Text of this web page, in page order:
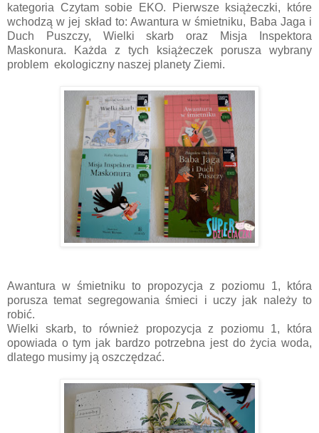
kategoria Czytam sobie EKO. Pierwsze książeczki, które
wchodzą w jej skład to: Awantura w śmietniku, Baba Jaga i
Duch Puszczy, Wielki skarb oraz Misja Inspektora
Maskonura. Każda z tych książeczek porusza wybrany
problem ekologiczny naszej planety Ziemi.
Awantura w śmietniku to propozycja z poziomu 1, która
porusza temat segregowania śmieci i uczy jak należy to
robić.
Wielki skarb, to również propozycja z poziomu 1, która
opowiada o tym jak bardzo potrzebna jest do życia woda,
dlatego musimy ją oszczędzać.